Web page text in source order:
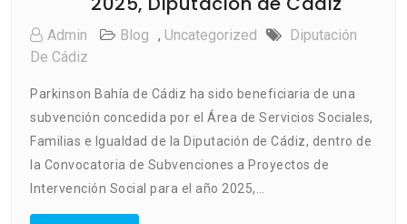
Admin Blog , Uncategorized
Diputación
De Cádiz
Parkinson Bahía de Cádiz ha sido beneficiaria de una
subvención concedida por el Área de Servicios Sociales,
Familias e Igualdad de la Diputación de Cádiz, dentro de
la Convocatoria de Subvenciones a Proyectos de
Intervención Social para el año 2025,…